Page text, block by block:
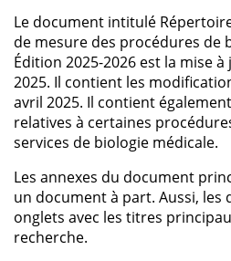
Le document intitulé
de mesure des procédures de
Édition 2025-2026 est la mise
2025. Il contient les
avril 2025. Il contient
relatives à certaines
services de biologie médicale.
Les annexes du document
un document à part. Aussi,
onglets avec les titres
recherche.